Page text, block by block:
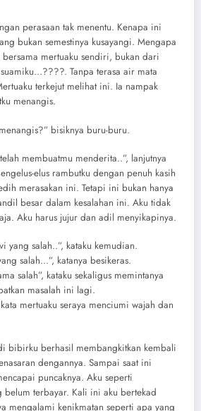
perasaan tak menentu. Kenapa ini
bukan semestinya kusayangi. Mengapa
mertuaku sendiri, bukan dari
Tanpa terasa air mata
terkejut melihat ini. Ia nampak
menangis.
bisiknya buru-buru.
membuatmu menderita..”, lanjutnya
elus rambutku dengan penuh kasih
merasakan ini. Tetapi ini bukan hanya
besar dalam kesalahan ini. Aku tidak
Aku harus jujur dan adil menyikapinya.
yang salah..”, kataku kemudian.
salah…”, katanya besikeras.
salah”, kataku sekaligus memintanya
masalah ini lagi.
mertuaku seraya menciumi wajah dan
bibirku berhasil membangkitkan kembali
dengannya. Sampai saat ini
puncaknya. Aku seperti
belum terbayar. Kali ini aku bertekad
mengalami kenikmatan seperti apa yang